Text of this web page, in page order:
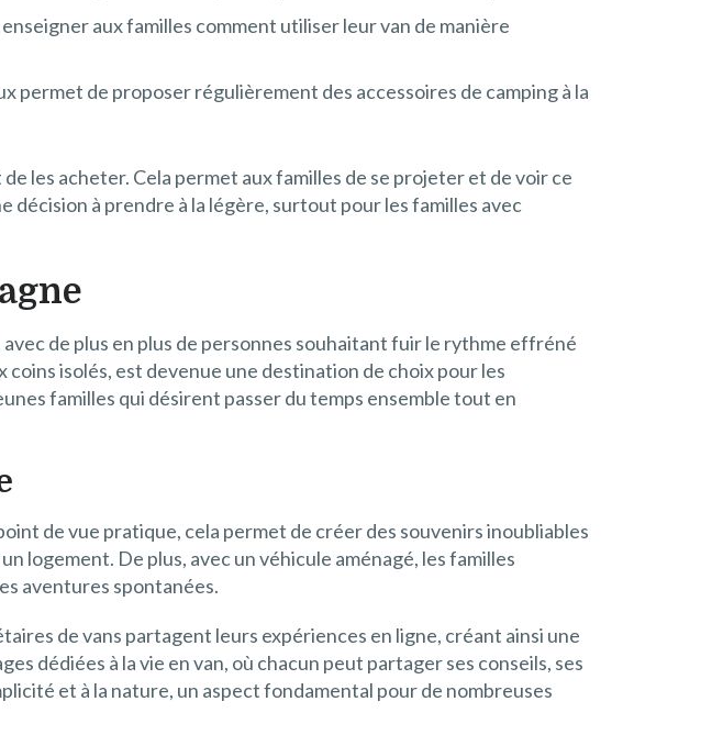
aux familles comment utiliser leur van de manière
permet de proposer régulièrement des accessoires de camping à la
les acheter. Cela permet aux familles de se projeter et de voir ce
décision à prendre à la légère, surtout pour les familles avec
de plus en plus de personnes souhaitant fuir le rythme effréné
coins isolés, est devenue une destination de choix pour les
familles qui désirent passer du temps ensemble tout en
de vue pratique, cela permet de créer des souvenirs inoubliables
logement. De plus, avec un véhicule aménagé, les familles
aventures spontanées.
de vans partagent leurs expériences en ligne, créant ainsi une
dédiées à la vie en van, où chacun peut partager ses conseils, ses
et à la nature, un aspect fondamental pour de nombreuses